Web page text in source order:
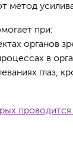
метод
при:
органов
в
глаз,